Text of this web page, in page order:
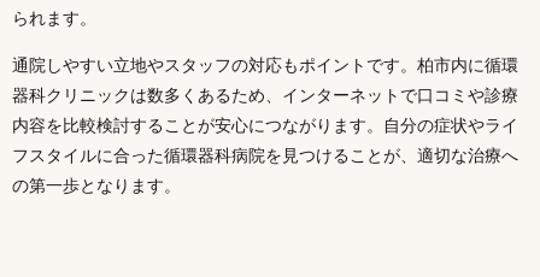
られます。
通院しやすい立地やスタッフの対応もポイントです。柏市内に循環
器科クリニックは数多くあるため、インターネットで口コミや診療
内容を比較検討することが安心につながります。自分の症状やライ
フスタイルに合った循環器科病院を見つけることが、適切な治療へ
の第一歩となります。